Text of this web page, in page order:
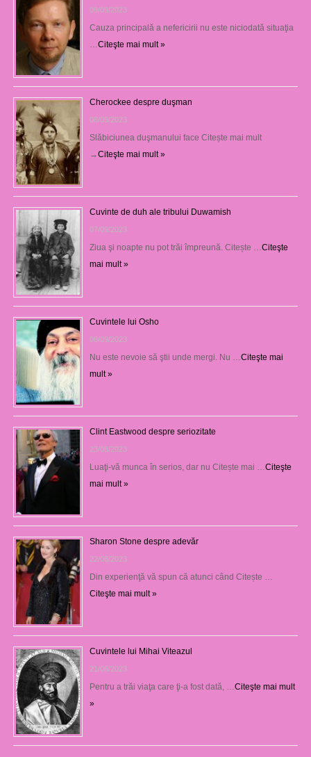
09/09/2023
Cauza principală a nefericirii nu este niciodată situaţia
Citeşte mai mult »
Cherockee despre duşman
08/09/2023
Slăbiciunea duşmanului face Citește mai mult
→Citeşte mai mult »
Cuvinte de duh ale tribului Duwamish
07/09/2023
Ziua şi noapte nu pot trăi împreună. Citește … Citeşte
mai mult »
Cuvintele lui Osho
06/09/2023
Nu este nevoie să ştii unde mergi. Nu … Citeşte mai
mult »
Clint Eastwood despre seriozitate
23/08/2023
Luaţi-vă munca în serios, dar nu Citește mai … Citeşte
mai mult »
Sharon Stone despre adevăr
22/08/2023
Din experienţă vă spun că atunci când Citește …
Citeşte mai mult »
Cuvintele lui Mihai Viteazul
21/08/2023
Pentru a trăi viaţa care ţi-a fost dată, … Citeşte mai mult
»